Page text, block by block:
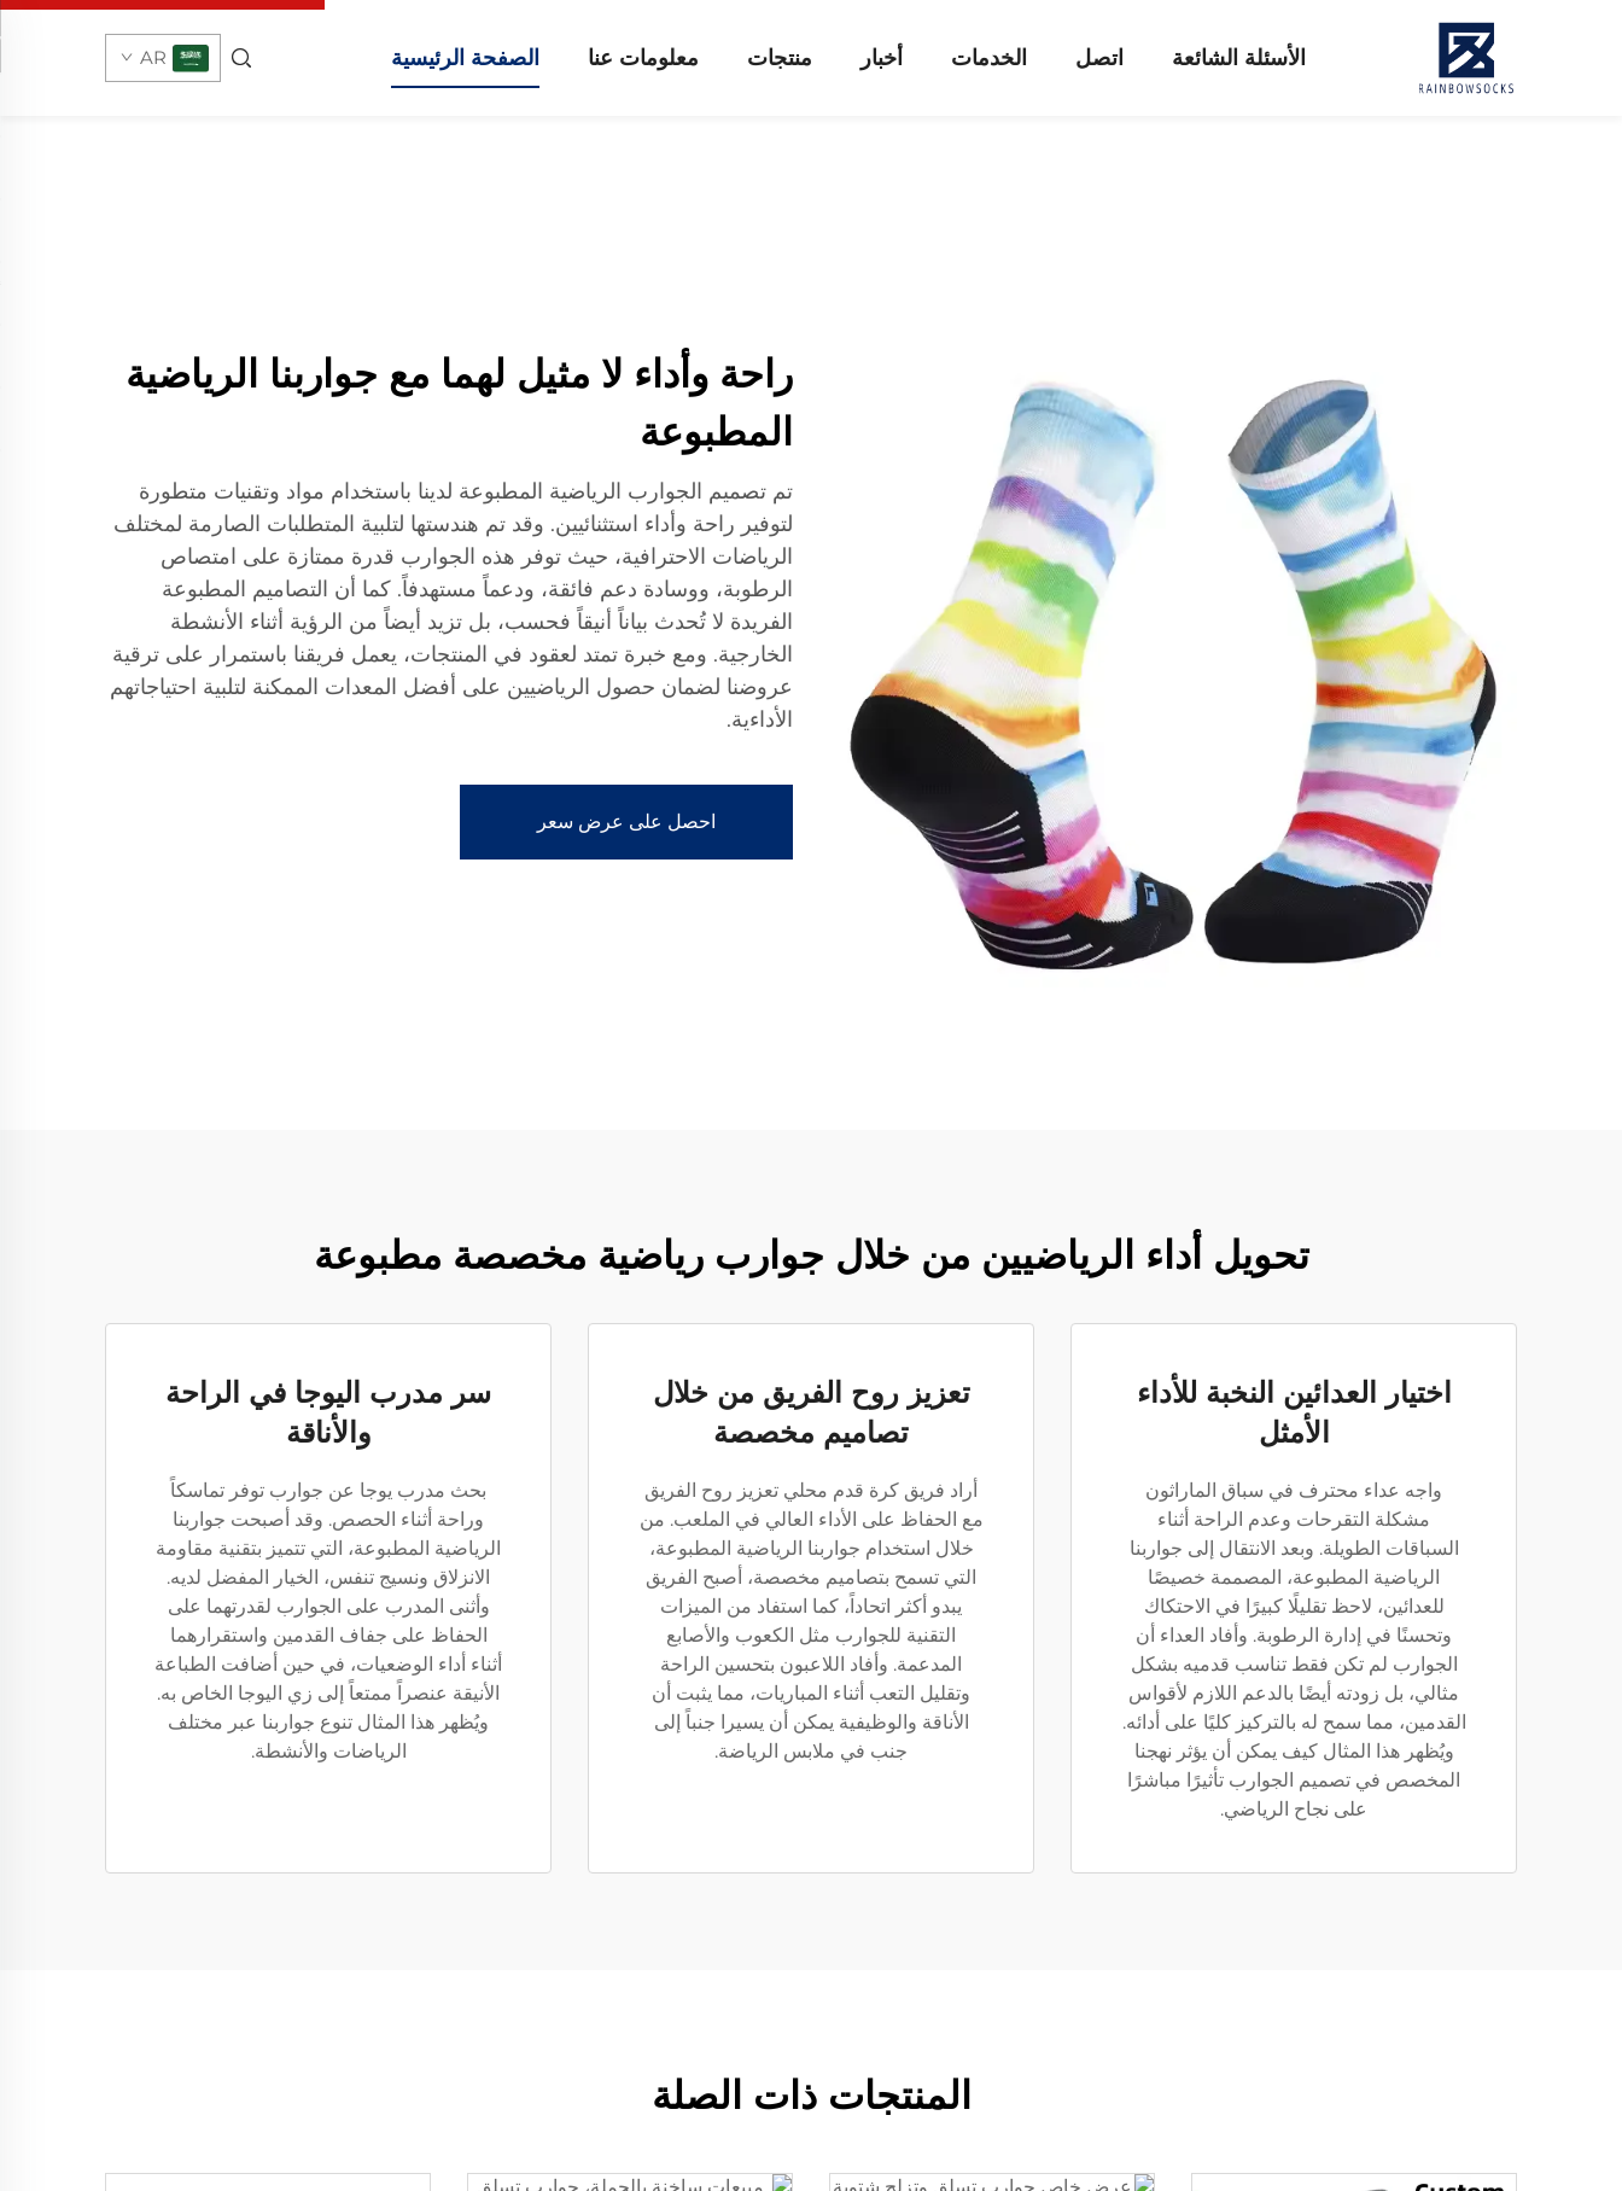
الصفحة الرئيسية معلومات عنا منتجات أخبار الخدمات اتصل الأسئلة الشائعة AR
راحة وأداء لا مثيل لهما مع جواربنا الرياضية
المطبوعة
تم تصميم الجوارب الرياضية المطبوعة لدينا باستخدام مواد وتقنيات متطورة
لتوفير راحة وأداء استثنائيين. وقد تم هندستها لتلبية المتطلبات الصارمة لمختلف
الرياضات الاحترافية، حيث توفر هذه الجوارب قدرة ممتازة على امتصاص
الرطوبة، ووسادة دعم فائقة، ودعماً مستهدفاً. كما أن التصاميم المطبوعة
الفريدة لا تُحدث بياناً أنيقاً فحسب، بل تزيد أيضاً من الرؤية أثناء الأنشطة
الخارجية. ومع خبرة تمتد لعقود في المنتجات، يعمل فريقنا باستمرار على ترقية
عروضنا لضمان حصول الرياضيين على أفضل المعدات الممكنة لتلبية احتياجاتهم
الأداءية.
احصل على عرض سعر
تحويل أداء الرياضيين من خلال جوارب رياضية مخصصة مطبوعة
اختيار العدائين النخبة للأداء
الأمثل
واجه عداء محترف في سباق الماراثون
مشكلة التقرحات وعدم الراحة أثناء
السباقات الطويلة. وبعد الانتقال إلى جواربنا
الرياضية المطبوعة، المصممة خصيصًا
للعدائين، لاحظ تقليلًا كبيرًا في الاحتكاك
وتحسنًا في إدارة الرطوبة. وأفاد العداء أن
الجوارب لم تكن فقط تناسب قدميه بشكل
مثالي، بل زودته أيضًا بالدعم اللازم لأقواس
القدمين، مما سمح له بالتركيز كليًا على أدائه.
ويُظهر هذا المثال كيف يمكن أن يؤثر نهجنا
المخصص في تصميم الجوارب تأثيرًا مباشرًا
على نجاح الرياضي.
تعزيز روح الفريق من خلال
تصاميم مخصصة
أراد فريق كرة قدم محلي تعزيز روح الفريق
مع الحفاظ على الأداء العالي في الملعب. من
خلال استخدام جواربنا الرياضية المطبوعة،
التي تسمح بتصاميم مخصصة، أصبح الفريق
يبدو أكثر اتحاداً، كما استفاد من الميزات
التقنية للجوارب مثل الكعوب والأصابع
المدعمة. وأفاد اللاعبون بتحسين الراحة
وتقليل التعب أثناء المباريات، مما يثبت أن
الأناقة والوظيفية يمكن أن يسيرا جنباً إلى
جنب في ملابس الرياضة.
سر مدرب اليوجا في الراحة
والأناقة
بحث مدرب يوجا عن جوارب توفر تماسكاً
وراحة أثناء الحصص. وقد أصبحت جواربنا
الرياضية المطبوعة، التي تتميز بتقنية مقاومة
الانزلاق ونسيج تنفس، الخيار المفضل لديه.
وأثنى المدرب على الجوارب لقدرتهما على
الحفاظ على جفاف القدمين واستقرارهما
أثناء أداء الوضعيات، في حين أضافت الطباعة
الأنيقة عنصراً ممتعاً إلى زي اليوجا الخاص به.
ويُظهر هذا المثال تنوع جواربنا عبر مختلف
الرياضات والأنشطة.
المنتجات ذات الصلة